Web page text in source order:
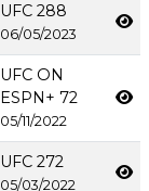
UFC 288
06/05/2023
UFC ON
ESPN+ 72
05/11/2022
UFC 272
05/03/2022